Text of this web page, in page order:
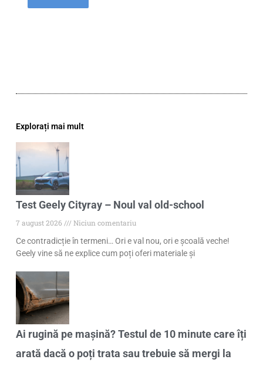
Explorați mai mult
Test Geely Cityray – Noul val old-school
7 august 2026
Niciun comentariu
Ce contradicție în termeni… Ori e val nou, ori e școală veche!
Geely vine să ne explice cum poți oferi materiale și
Ai rugină pe mașină? Testul de 10 minute care îți
arată dacă o poți trata sau trebuie să mergi la